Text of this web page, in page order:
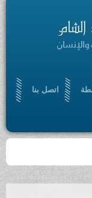
اتصل بنا